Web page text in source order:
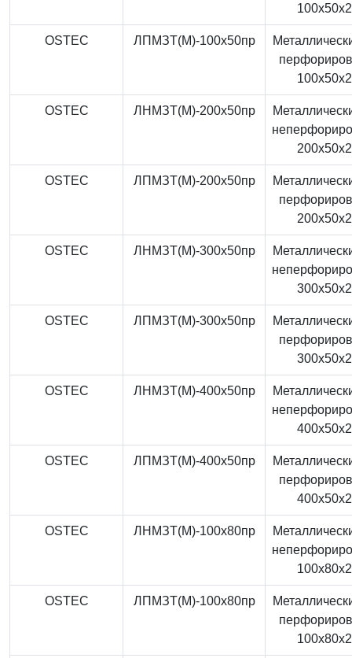
OSTEC ЛПМЗТ(М)-100x50пр
OSTEC ЛНМЗТ(М)-200x50пр
OSTEC ЛПМЗТ(М)-200x50пр
OSTEC ЛНМЗТ(М)-300x50пр
OSTEC ЛПМЗТ(М)-300x50пр
OSTEC ЛНМЗТ(М)-400x50пр
OSTEC ЛПМЗТ(М)-400x50пр
OSTEC ЛНМЗТ(М)-100x80пр
OSTEC ЛПМЗТ(М)-100x80пр